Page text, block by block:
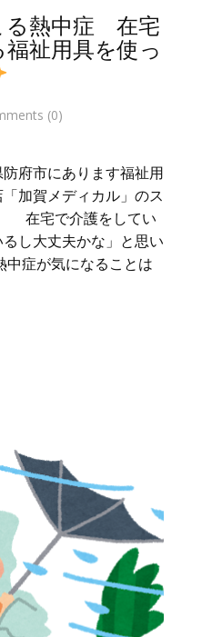
る熱中症 在宅
祉用具を使っ
(0)
府市にあります福祉用
加賀メディカル」のス
在宅で介護をしてい
し大丈夫かな」と思い
中症が気になることは